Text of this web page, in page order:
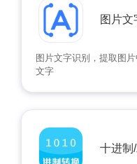
图片文
图片文字识别，提取图
文字
十进制